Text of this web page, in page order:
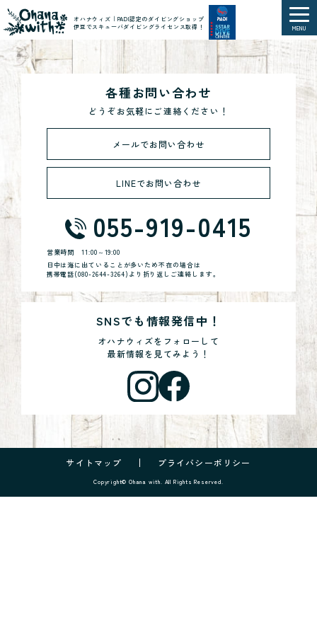
オハナウィズ｜PADI認定のダイビングショップ
伊豆でスキューバダイビングライセンス取得！
MENU
各種お問い合わせ
どうぞお気軽にご連絡ください！
メールでお問い合わせ
LINEでお問い合わせ
055-919-0415
営業時間11:00～19:00
日中は海に出ていることが多いため不在の場合は
携帯電話(080-2644-3264)より折り返しご連絡します。
SNSでも情報発信中！
オハナウィズをフォローして
最新情報を見てみよう！
サイトマップ プライバシーポリシー
Copyright© Ohana with. All Rights Reserved.